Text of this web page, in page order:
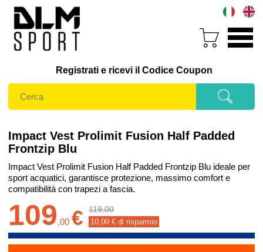
Registrati e ricevi il Codice Coupon
Impact Vest Prolimit Fusion Half Padded
Frontzip Blu
Impact Vest Prolimit Fusion Half Padded Frontzip Blu ideale per
sport acquatici, garantisce protezione, massimo comfort e
compatibilità con trapezi a fascia.
109,00 € 119,00
10,00 € di risparmio